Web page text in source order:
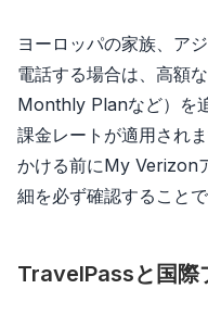
ヨーロッパの家族、ア
電話する場合は、高額
Monthly Planなど）を
課金レートが適用され
かける前にMy Verizon
細を必ず確認することで
TravelPassと国際